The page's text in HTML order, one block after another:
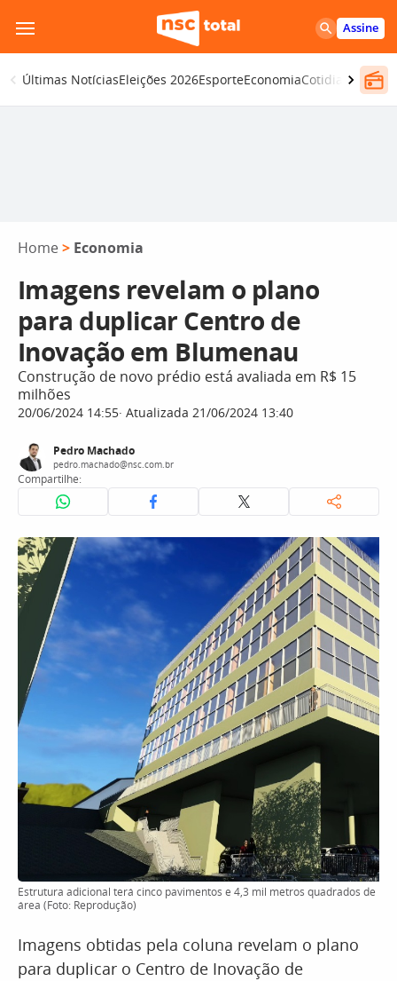
para
o
conteúdo
Assine
Últimas NotíciasEleições 2026EsporteEconomiaCotidiano
Home > Economia
Imagens revelam o plano
para duplicar Centro de
Inovação em Blumenau
Construção de novo prédio está avaliada em R$ 15
milhões
20/06/2024 14:55 Atualizada 21/06/2024 13:40
Pedro Machado
pedro.machado@nsc.com.br
Compartilhe:
Estrutura adicional terá cinco pavimentos e 4,3 mil metros quadrados de
área (Foto: Reprodução)
Imagens obtidas pela coluna revelam o plano
para duplicar o Centro de Inovação de